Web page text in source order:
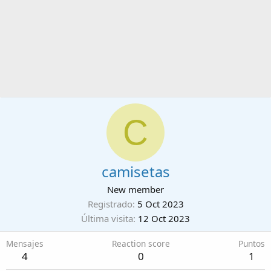
C
camisetas
New member
Registrado 5 Oct 2023
Última visita 12 Oct 2023
Mensajes
4
Reaction score
0
Puntos
1